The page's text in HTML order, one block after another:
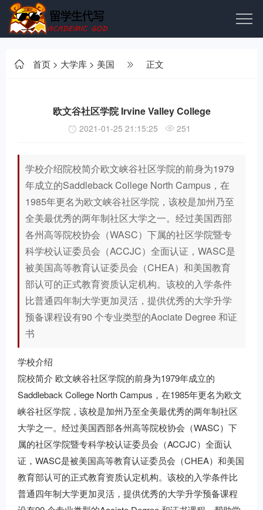
首页 > 大学库 > 美国 正文
欧文谷社区学院 Irvine Valley College
2021-01-25 21:15:25 251
学校介绍院校简介欧文峡谷社区学院的前身为1979
年成立的Saddleback College North Campus，在
1985年更名为欧文峡谷社区学院，该校是加州乃至
全美最优秀的两年制社区大学之一。经过美国西部
各州高等院校协会（WASC）下属的社区学院暨专
科学校认证委员会（ACCJC）全面认证，WASC是
被美国高等教育认证委员会（CHEA）和美国教育
部认可的正式教育资质认定机构。该校的入学条件
比普通四年制大学更加灵活，提供优秀的大学升学
预备课程设有90 个专业类型的Aociate Degree 和证
书
学校介绍
院校简介 欧文峡谷社区学院的前身为1979年成立的
Saddleback College North Campus，在1985年更名为欧文
峡谷社区学院，该校是加州乃至全美最优秀的两年制社区
大学之一。经过美国西部各州高等院校协会（WASC）下
属的社区学院暨专科学校认证委员会（ACCJC）全面认
证，WASC是被美国高等教育认证委员会（CHEA）和美国
教育部认可的正式教育资质认定机构。该校的入学条件比
普通四年制大学更加灵活，提供优秀的大学升学预备课程